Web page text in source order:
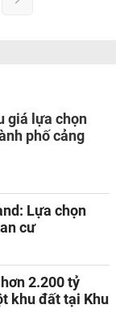
giá lựa chọn
phố cảng
Lựa chọn
cư
2.200 tỷ
khu đất tại Khu